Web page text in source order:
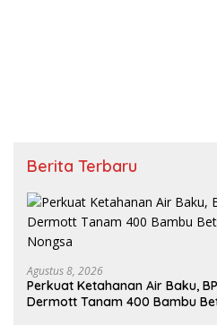
Berita Terbaru
Agustus 8, 2026
Perkuat Ketahanan Air Baku,
Dermott Tanam 400 Bambu